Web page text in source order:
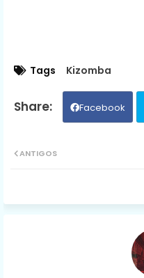
Tags Kizomba
Facebook
ANTIGOS